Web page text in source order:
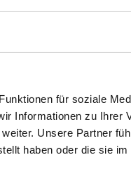
für soziale
Informationen zu Ihrer
Unsere Partner
haben oder die sie
und kühl
Paprika